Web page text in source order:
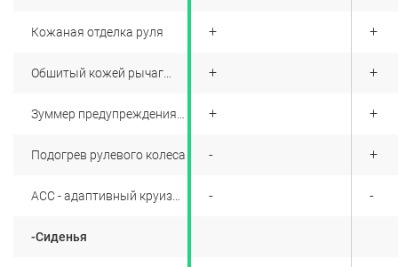
Кожаная отделка руля
Обшитый кожей рычаг
Зуммер предупреждения
Подогрев рулевого колеса
ACC - адаптивный круиз
-Сиденья
+
+
+
+
+
+
+
+
-
-
+
+
+
+
-